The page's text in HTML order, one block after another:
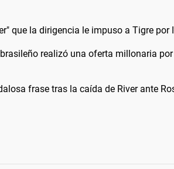
que la dirigencia le impuso a Tigre por
realizó una oferta millonaria
frase tras la caída de River ante